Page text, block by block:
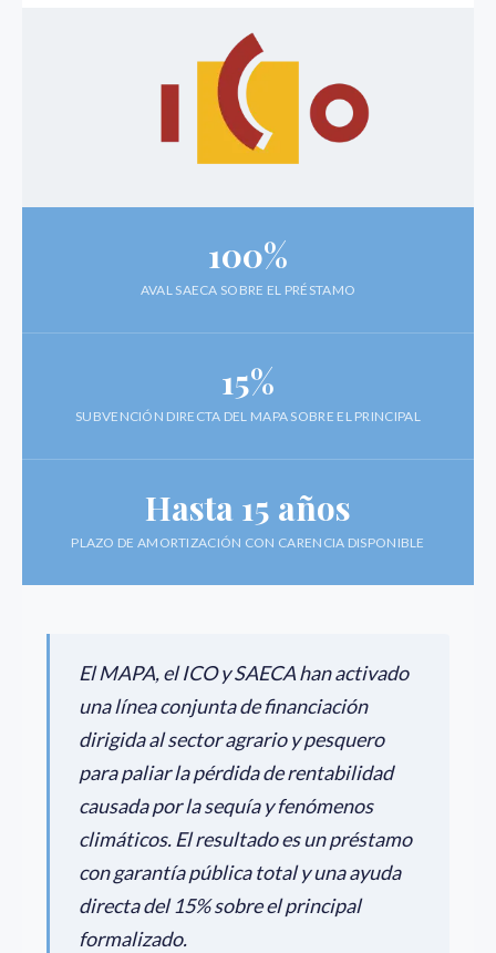
100%
AVAL SAECA SOBRE EL PRÉSTAMO
15%
SUBVENCIÓN DIRECTA DEL MAPA SOBRE EL PRINCIPAL
Hasta 15 años
PLAZO DE AMORTIZACIÓN CON CARENCIA DISPONIBLE
El MAPA, el ICO y SAECA han activado
una línea conjunta de financiación
dirigida al sector agrario y pesquero
para paliar la pérdida de rentabilidad
causada por la sequía y fenómenos
climáticos. El resultado es un préstamo
con garantía pública total y una ayuda
directa del 15% sobre el principal
formalizado.